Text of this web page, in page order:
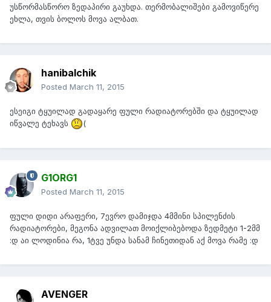
უსწორმასწორო ზედაპირი გაუხდა. თერმობალიშები გამოვიწერე
ეხლა, თვის ბოლოს მოვა ალბათ.
hanibalchik
Posted March 11, 2015
ესეიგი ტყუილად გადაყარე ფული რადიატორებში და ტყუილად
იწვალე ტეხავს
(
G1ORG1
Posted March 11, 2015
ფული დიდი არაფერი, 7ევრო დამიჯდა 4მმინი სპილენძის
რადიატორები, მეგონა ადვილათ მოიქლიბებოდა ზედმეტი 1-2მმ
:დ აი ლოდინია რა, 1ტვე უნდა სანამ ჩინეთიდან აქ მოვა რამე :დ
AVENGER